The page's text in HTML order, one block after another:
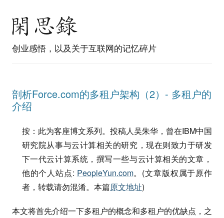
创业感悟，以及关于互联网的记忆碎片
剖析Force.com的多租户架构（2）- 多租户的
介绍
按：此为客座博文系列。投稿人吴朱华，曾在IBM中国
研究院从事与云计算相关的研究，现在则致力于研发
下一代云计算系统，撰写一些与云计算相关的文章，
他的个人站点: PeopleYun.com。(文章版权属于原作
者，转载请勿混淆。本篇原文地址)
本文将首先介绍一下多租户的概念和多租户的优缺点，之